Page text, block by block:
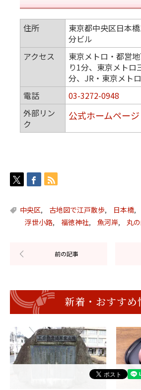
住所
東京都中央区日本
分ビル
アクセス
東京メトロ・都営
り1分、東京メトロ
分、JR・東京メト
電話
03-3272-0948
外部リン
ク
公式ホームページ
中央区, 古地図で江戸散歩, 日本橋,
浮世小路, 福徳神社, 魚河岸, 丸
新着・おすすめ